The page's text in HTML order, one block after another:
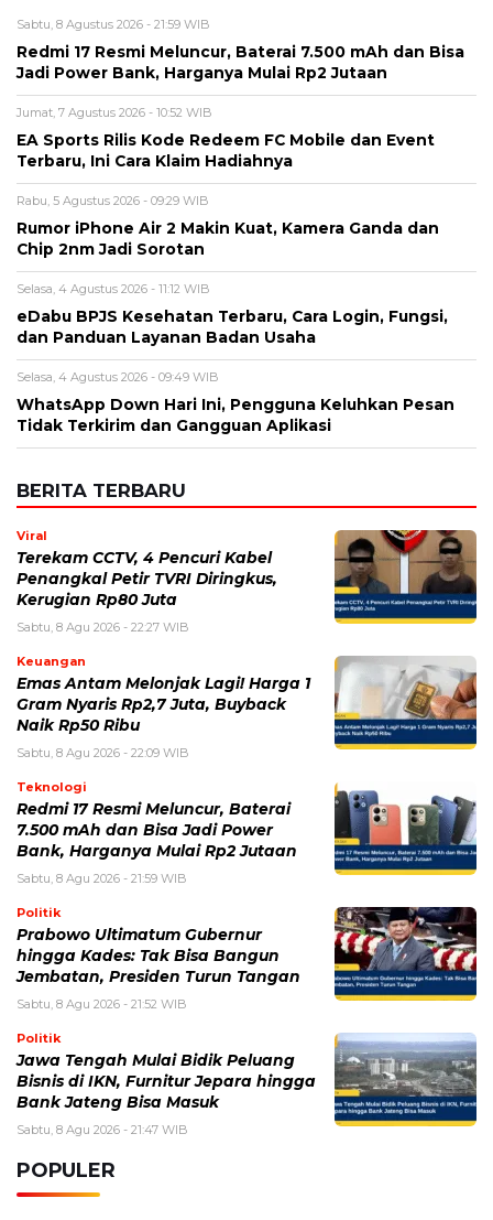
Rumor iPhone Air 2 Makin Kuat, Kamera Ganda dan
Chip 2nm Jadi Sorotan
eDabu BPJS Kesehatan Terbaru, Cara Login, Fungsi,
dan Panduan Layanan Badan Usaha
WhatsApp Down Hari Ini, Pengguna Keluhkan Pesan
Tidak Terkirim dan Gangguan Aplikasi
BERITA TERBARU
Viral
Terekam CCTV, 4 Pencuri Kabel
Penangkal Petir TVRI Diringkus,
Kerugian Rp80 Juta
Sabtu, 8 Agu 2026 - 22:27 WIB
Emas Antam Melonjak Lagi! Harga 1
Gram Nyaris Rp2,7 Juta, Buyback
Naik Rp50 Ribu
Sabtu, 8 Agu 2026 - 22:09 WIB
Teknologi
Redmi 17 Resmi Meluncur, Baterai
7.500 mAh dan Bisa Jadi Power
Sabtu, 8 Agu 2026 - 21:59 WIB
Politik
Prabowo Ultimatum Gubernur
hingga Kades: Tak Bisa Bangun
Jembatan, Presiden Turun Tangan
Sabtu, 8 Agu 2026 - 21:52 WIB
Politik
Jawa Tengah Mulai Bidik Peluang
Bisnis di IKN, Furnitur Jepara hingga
Bank Jateng Bisa Masuk
Sabtu, 8 Agu 2026 - 21:47 WIB
POPULER
Sosok Ini Bongkar Siapa Sebenarnya Dalang Demo 25
Agustus yang Berakhir Ricuh: Bukan Intervensi Asing
(1,000,021)
3 Menu Diet Sehat Harian yang Efektif Turunkan Berat
Badan Menjadi Ideal, Wajib dicoba!
(900,797)
10 Teknik Ngepet Halal
Cara Download dan Install Bios AetherSX2 PS2